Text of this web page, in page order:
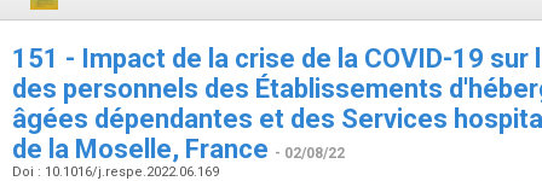
151 - Impact de la crise de la COVID-19
des personnels des Établissements
âgées dépendantes et des Services
de la Moselle, France - 02/08/22
Doi : 10.1016/j.respe.2022.06.169